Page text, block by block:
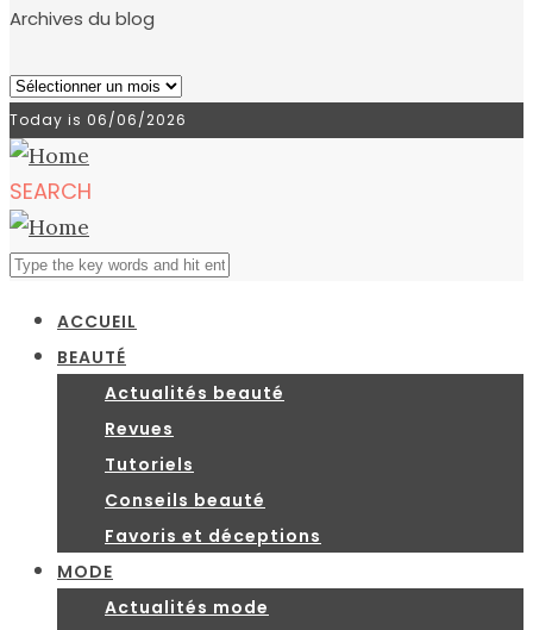
Archives du blog
Archives
du
blog
Today is 06/06/2026
SEARCH
ACCUEIL
BEAUTÉ
Actualités beauté
Revues
Tutoriels
Conseils beauté
Favoris et déceptions
MODE
Actualités mode